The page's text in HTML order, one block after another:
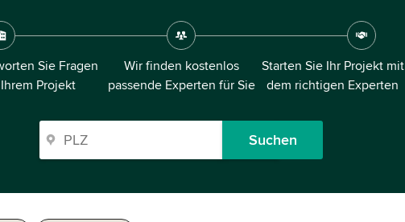
Sie Fragen
Projekt
Wir finden kostenlos
passende Experten für Sie
Starten Sie Ihr Projekt mit
dem richtigen Experten
Suchen